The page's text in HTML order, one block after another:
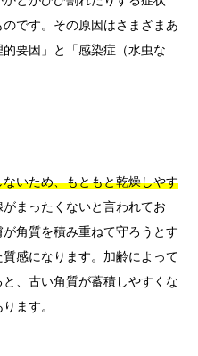
です。その原因はさまざまあ
要因」と「感染症（水虫な
いため、もともと乾燥しやす
まったくないと言われてお
角質を積み重ねて守ろうとす
感になります。加齢によって
、古い角質が蓄積しやすくな
ます。